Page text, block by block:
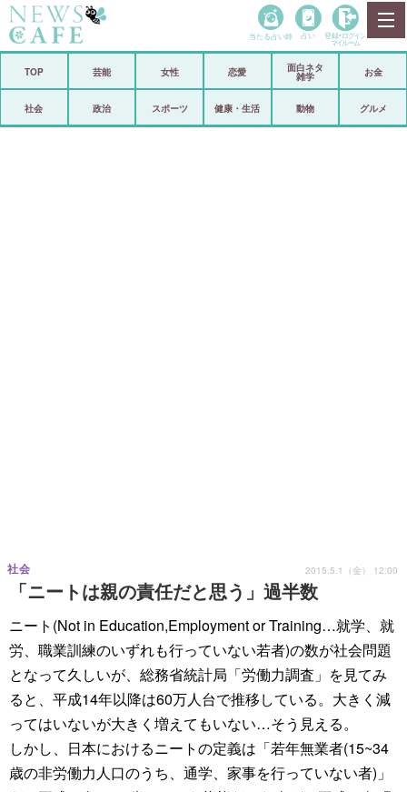
政治
当たる占い師 占い 登録• ログイン
マイルーム
TOP 芸能 女性 恋愛
面白ネタ
雑学
お金
社会 政治 スポーツ 健康・生活 動物 グルメ
「ニートは親の責任だと思う」過半数
社会 2015.5.1（金） 12:00
ニート(Not in Education,Employment or Training…就学、就
労、職業訓練のいずれも行っていない若者)の数が社会問題
となって久しいが、総務省統計局「労働力調査」を見てみ
ると、平成14年以降は60万人台で推移している。大きく減
ってはいないが大きく増えてもいない…そう見える。
しかし、日本におけるニートの定義は「若年無業者(15~34
歳の非労働力人口のうち、通学、家事を行っていない者)」